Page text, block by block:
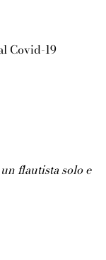
Covid-19
flautista solo e